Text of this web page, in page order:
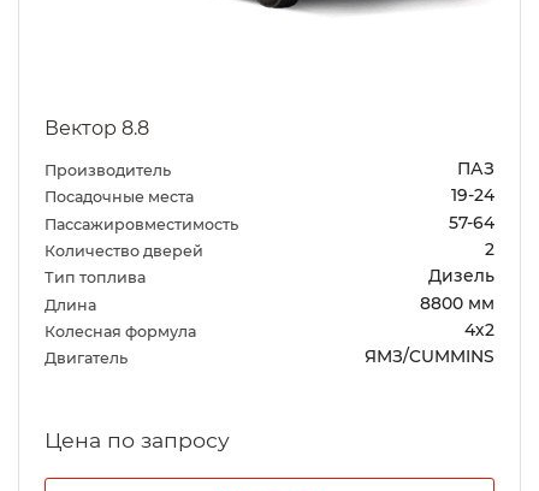
Вектор 8.8
Производитель ПАЗ
Посадочные места 19-24
Пассажировместимость 57-64
Количество дверей 2
Тип топлива Дизель
Длина 8800 мм
Колесная формула 4х2
Двигатель ЯМЗ/CUMMINS
Цена по запросу